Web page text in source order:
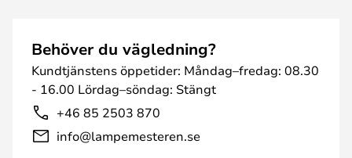
Behöver du vägledning?
Kundtjänstens öppetider: Måndag–fredag: 08.30
- 16.00 Lördag–söndag: Stängt
+46 85 2503 870
info@lampemesteren.se